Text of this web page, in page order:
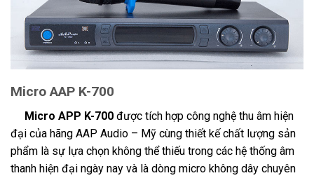
Micro AAP K-700
Micro APP K-700 được tích hợp công nghệ thu âm hiện
đại của hãng AAP Audio – Mỹ cùng thiết kế chất lượng sản
phẩm là sự lựa chọn không thể thiếu trong các hệ thống âm
thanh hiện đại ngày nay và là dòng micro không dây chuyên